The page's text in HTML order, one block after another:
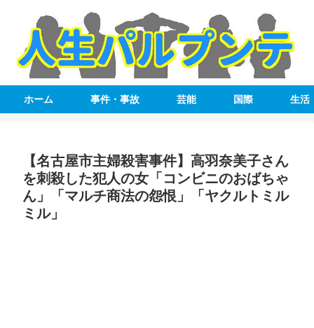
ホーム 事件・事故 芸能 国際 生活
【名古屋市主婦殺害事件】高羽奈美子さん
を刺殺した犯人の女「コンビニのおばちゃ
ん」「マルチ商法の怨恨」「ヤクルトミル
ミル」